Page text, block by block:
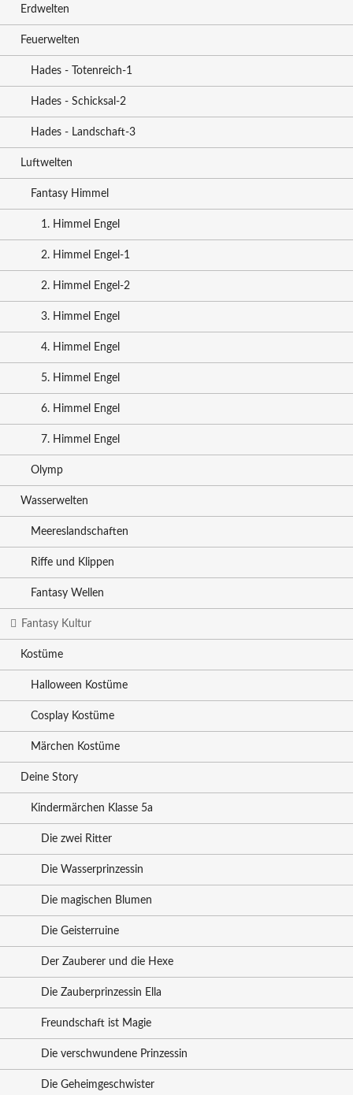
Erdwelten
Feuerwelten
Hades - Totenreich-1
Hades - Schicksal-2
Hades - Landschaft-3
Luftwelten
Fantasy Himmel
1. Himmel Engel
2. Himmel Engel-1
2. Himmel Engel-2
3. Himmel Engel
4. Himmel Engel
5. Himmel Engel
6. Himmel Engel
7. Himmel Engel
Olymp
Wasserwelten
Meereslandschaften
Riffe und Klippen
Fantasy Wellen
Fantasy Kultur
Kostüme
Halloween Kostüme
Cosplay Kostüme
Märchen Kostüme
Deine Story
Kindermärchen Klasse 5a
Die zwei Ritter
Die Wasserprinzessin
Die magischen Blumen
Die Geisterruine
Der Zauberer und die Hexe
Die Zauberprinzessin Ella
Freundschaft ist Magie
Die verschwundene Prinzessin
Die Geheimgeschwister